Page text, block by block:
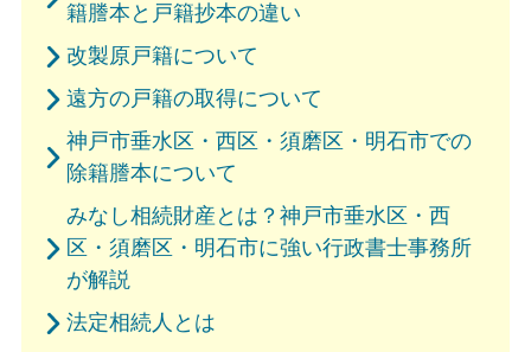
籍謄本と戸籍抄本の違い
改製原戸籍について
遠方の戸籍の取得について
神戸市垂水区・西区・須磨区・明石市での
除籍謄本について
みなし相続財産とは？神戸市垂水区・西
区・須磨区・明石市に強い行政書士事務所
が解説
法定相続人とは